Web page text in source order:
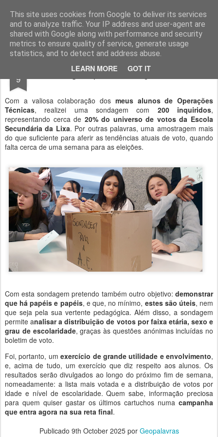
This site uses cookies from Google to deliver its services
and to analyze traffic. Your IP address and user-agent are
shared with Google along with performance and security
metrics to ensure quality of service, generate usage
statistics, and to detect and address abuse.
LEARN MORE GOT IT
Geopalavras
canal800 clique ZapCanal
9 Sondagem para as eleições da A.E.
Com a valiosa colaboração dos meus alunos de Operações
Técnicas, realizei uma sondagem com 200 inquiridos,
representando cerca de 20% do universo de votos da Escola
Secundária da Lixa. Por outras palavras, uma amostragem mais
do que suficiente para aferir as tendências atuais de voto, quando
falta cerca de uma semana para as eleições.
Com esta sondagem pretendo também outro objetivo: demonstrar
que há papéis e papéis, e que, no mínimo, estes são úteis, nem
que seja pela sua vertente pedagógica. Além disso, a sondagem
permite analisar a distribuição de votos por faixa etária, sexo e
grau de escolaridade, graças às questões anónimas incluídas no
boletim de voto.
Foi, portanto, umexercício de grande utilidade e envolvimento,
e, acima de tudo, um exercício que diz respeito aos alunos. Os
resultados serão divulgados ao longo do próximo fim de semana,
nomeadamente: a lista mais votada e a distribuição de votos por
idade e nível de escolaridade. Quem sabe, informação preciosa
para quem quiser gastar os últimos cartuchos numa campanha
que entra agora na sua reta final.
Publicado 9th October 2025por Geopalavras